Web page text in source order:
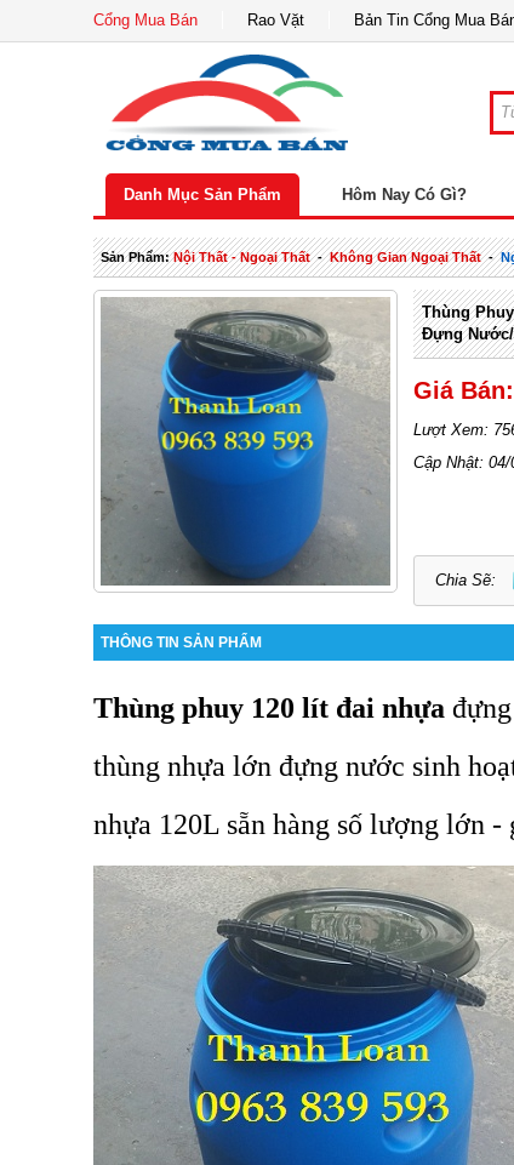
Cổng Mua Bán Rao Vặt Bản Tin Cổng Mua
Danh Mục Sản Phẩm Hôm Nay Có Gì?
Sản Phẩm:Nội Thất - Ngoại Thất-Không Gian Ngoại Thất-
Thùng
Đựng Nước/
Giá
Lượt Xem:
Cập Nhật:
Chia Sẽ:
THÔNG TIN SẢN PHẨM
Thùng phuy 120 lít đai nhựa
thùng nhựa lớn đựng nước sinh
nhựa 120L sẵn hàng số lượng lớn -